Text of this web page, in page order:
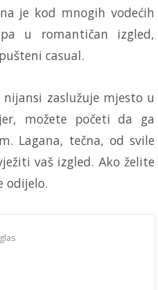
je kod mnogih vodećih
u romantičan izgled,
casual.
zaslužuje mjesto u
možete početi da ga
Lagana, tečna, od svile
vaš izgled. Ako želite
odijelo.